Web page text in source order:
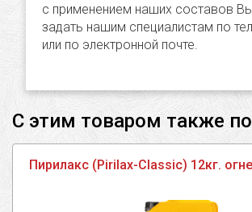
с применением наших составов
задать нашим специалистам по
или по электронной почте.
С этим товаром также
Пирилакс (Pirilax-Classic) 12кг.